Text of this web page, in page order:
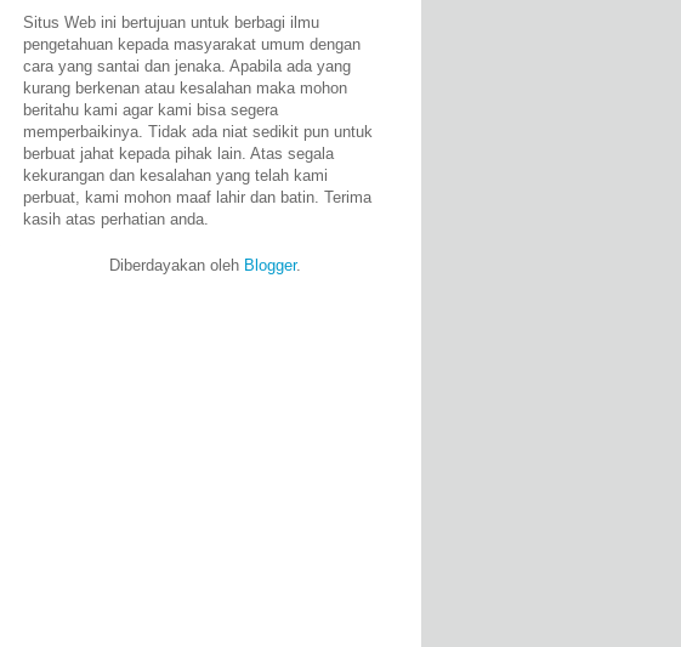
Situs Web ini bertujuan untuk berbagi ilmu
pengetahuan kepada masyarakat umum dengan
cara yang santai dan jenaka. Apabila ada yang
kurang berkenan atau kesalahan maka mohon
beritahu kami agar kami bisa segera
memperbaikinya. Tidak ada niat sedikit pun untuk
berbuat jahat kepada pihak lain. Atas segala
kekurangan dan kesalahan yang telah kami
perbuat, kami mohon maaf lahir dan batin. Terima
kasih atas perhatian anda.
Diberdayakan oleh Blogger.